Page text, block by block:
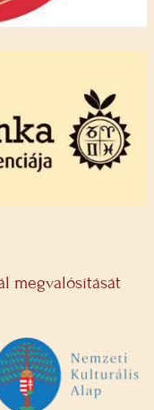
megvalósítását